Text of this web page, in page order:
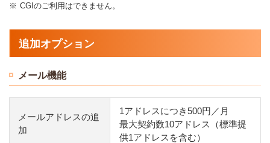
※ CGIのご利用はできません。
追加オプション
メール機能
メールアドレスの追
加
1アドレスにつき500円／月
最大契約数10アドレス（標準提
供1アドレスを含む）